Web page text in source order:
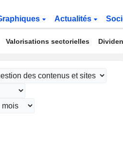
Actualités
Valorisations sectorielles